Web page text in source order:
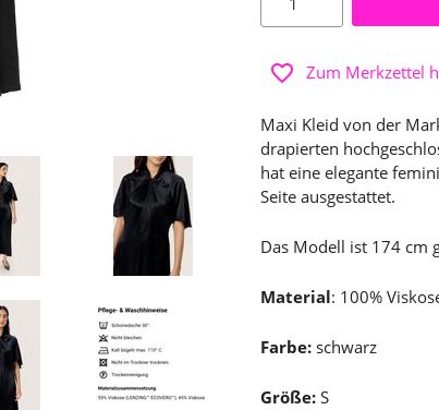
Zum Merkzettel
Maxi Kleid von der
drapierten
hat eine elegante
Seite ausgestattet.
Das Modell ist 174 cm
Material: 100%
Farbe: schwarz
Größe: S